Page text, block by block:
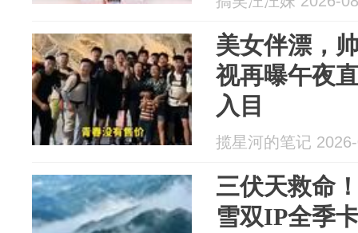
美女伴漂，
视再曝午夜
入目
揽星河的笔记
三伏天救命
雪双IP全季